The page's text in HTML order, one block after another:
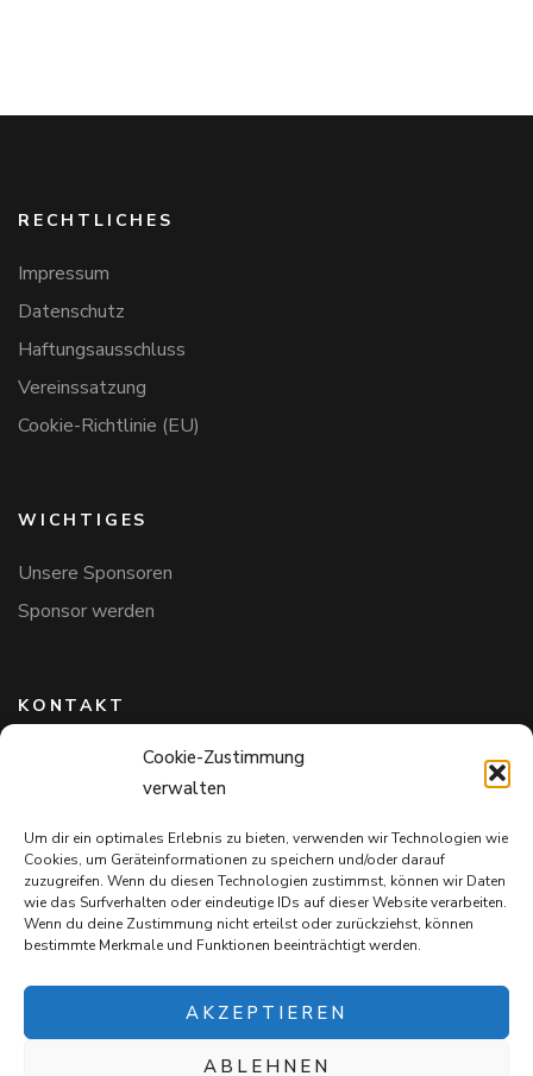
Cookie-Zustimmung
verwalten
Um dir ein optimales Erlebnis zu bieten, verwenden wir Technologien wie
Cookies, um Geräteinformationen zu speichern und/oder darauf
zuzugreifen. Wenn du diesen Technologien zustimmst, können wir Daten
wie das Surfverhalten oder eindeutige IDs auf dieser Website verarbeiten.
Wenn du deine Zustimmung nicht erteilst oder zurückziehst, können
bestimmte Merkmale und Funktionen beeinträchtigt werden.
AKZEPTIEREN
ABLEHNEN
RECHTLICHES
Impressum
Datenschutz
Haftungsausschluss
Vereinssatzung
Cookie-Richtlinie (EU)
WICHTIGES
Unsere Sponsoren
Sponsor werden
KONTAKT
Hundefreunde in Bayern e.V.
Markus Willi Ebert
97711 Maßbach
+49 172 85 64 937
Hundefreundeinbayern@web.de